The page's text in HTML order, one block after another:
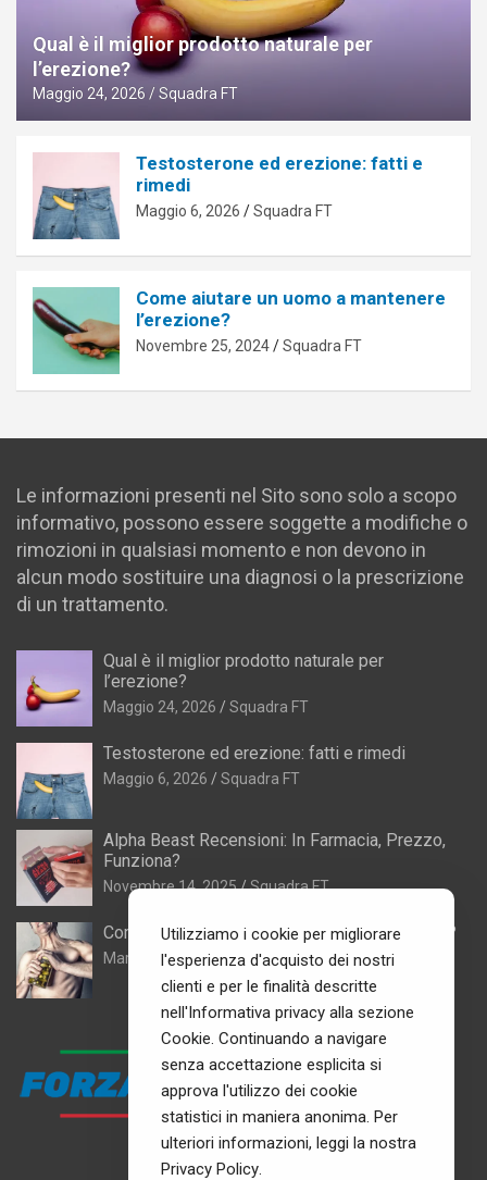
Qual è il miglior prodotto naturale per
l’erezione?
Maggio 24, 2026 Squadra FT
Testosterone ed erezione: fatti e
rimedi
Maggio 6, 2026 Squadra FT
Come aiutare un uomo a mantenere
l’erezione?
Novembre 25, 2024 Squadra FT
Le informazioni presenti nel Sito sono solo a scopo
informativo, possono essere soggette a modifiche o
rimozioni in qualsiasi momento e non devono in
alcun modo sostituire una diagnosi o la prescrizione
di un trattamento.
Qual è il miglior prodotto naturale per
l’erezione?
Maggio 24, 2026 Squadra FT
Testosterone ed erezione: fatti e rimedi
Maggio 6, 2026 Squadra FT
Alpha Beast Recensioni: In Farmacia, Prezzo,
Funziona?
Novembre 14, 2025 Squadra FT
Come mettere massa muscolare senza carne?
Marzo 28, 2025 Squadra FT
Utilizziamo i cookie per migliorare
l'esperienza d'acquisto dei nostri
clienti e per le finalità descritte
nell'Informativa privacy alla sezione
Cookie. Continuando a navigare
senza accettazione esplicita si
approva l'utilizzo dei cookie
statistici in maniera anonima. Per
ulteriori informazioni, leggi la nostra
Privacy Policy.